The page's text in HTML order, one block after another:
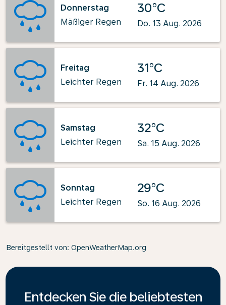
Donnerstag
Mäßiger Regen
30°C
Do. 13 Aug. 2026
Freitag
Leichter Regen
31°C
Fr. 14 Aug. 2026
Samstag
Leichter Regen
32°C
Sa. 15 Aug. 2026
Sonntag
Leichter Regen
29°C
So. 16 Aug. 2026
Bereitgestellt von: OpenWeatherMap.org
Entdecken Sie die beliebtesten